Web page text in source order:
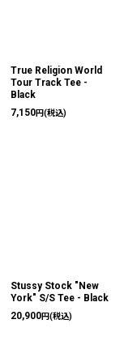
True Religion World
Tour Track Tee -
Black
7,150円(税込)
Stussy Stock "New
York" S/S Tee - Black
20,900円(税込)